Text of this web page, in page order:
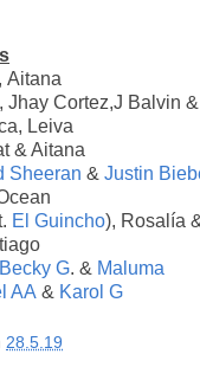
Aitana
Jhay Cortez,J Balvin
Leiva
& Aitana
Sheeran & Justin
El Guincho), Rosalía
Becky G. & Maluma
AA & Karol G
28.5.19